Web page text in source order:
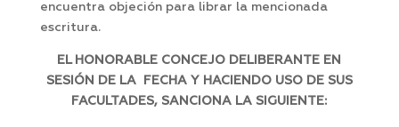
encuentra objeción para librar la mencionada
escritura.
EL HONORABLE CONCEJO DELIBERANTE EN
SESIÓN DE LA FECHA Y HACIENDO USO DE SUS
FACULTADES, SANCIONA LA SIGUIENTE: